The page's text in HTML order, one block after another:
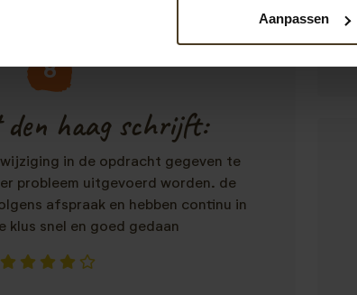
Aanpassen
8
den haag schrijft:
wijziging in de opdracht gegeven te
probleem uitgevoerd worden. de
afspraak en hebben continu in
klus snel en goed gedaan